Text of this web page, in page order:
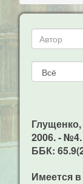
2006. -
ББК:
Имеется